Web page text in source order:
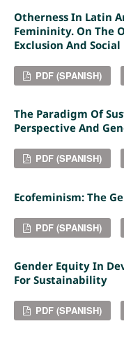
Otherness In Latin
Femininity. On The
Exclusion And
PDF (SPANISH)
The Paradigm Of
Perspective And
PDF (SPANISH)
Ecofeminism: The
PDF (SPANISH)
Gender Equity In
For Sustainability
PDF (SPANISH)